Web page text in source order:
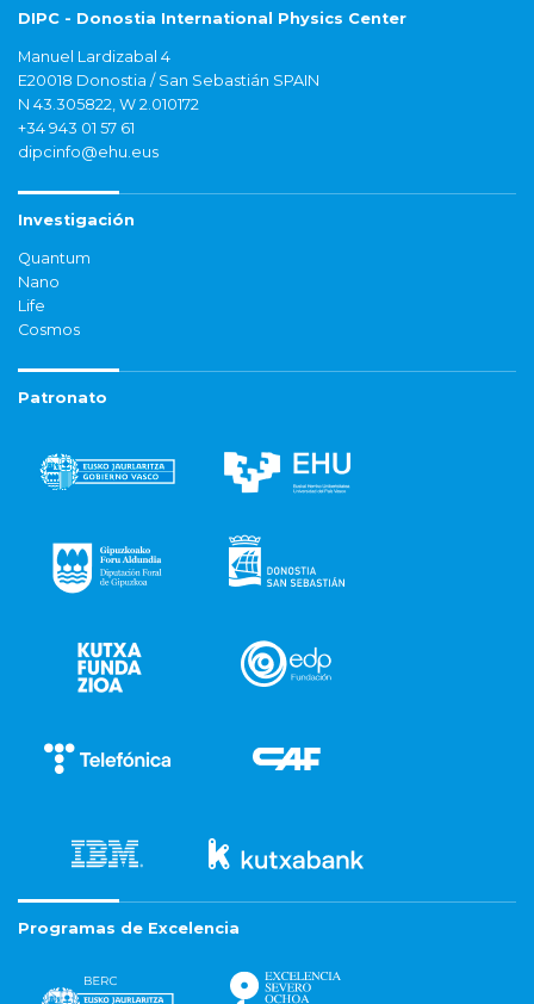
DIPC - Donostia International Physics Center
Manuel Lardizabal 4
E20018 Donostia / San Sebastián SPAIN
N 43.305822, W 2.010172
+34 943 01 57 61
dipcinfo@ehu.eus
Investigación
Quantum
Nano
Life
Cosmos
Patronato
Programas de Excelencia